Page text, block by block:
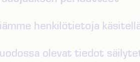
henkilötietoja
olevat tiedot